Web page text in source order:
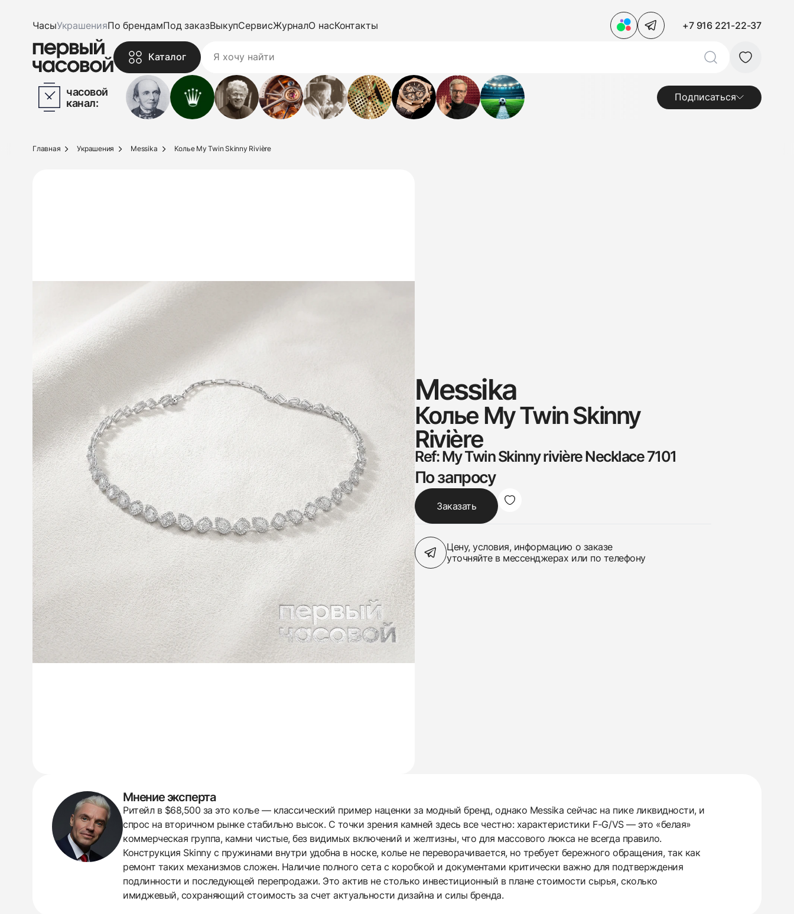
ЧасыУкрашенияПо брендамПод заказВыкупСервисЖурналО насКонтакты +7 916 221-22-37
Каталог
часовой
канал:
Подписаться
Главная Украшения Messika Колье My Twin Skinny Rivière
Messika
Колье My Twin Skinny
Rivière
Ref: My Twin Skinny rivière Necklace 7101
По запросу
Заказать
Цену, условия, информацию о заказе
уточняйте в мессенджерах или по телефону
Мнение эксперта
Ритейл в $68,500 за это колье — классический пример наценки за модный бренд, однако Messika сейчас на пике ликвидности, и
спрос на вторичном рынке стабильно высок. С точки зрения камней здесь все честно: характеристики F-G/VS — это «белая»
коммерческая группа, камни чистые, без видимых включений и желтизны, что для массового люкса не всегда правило.
Конструкция Skinny с пружинами внутри удобна в носке, колье не переворачивается, но требует бережного обращения, так как
ремонт таких механизмов сложен. Наличие полного сета с коробкой и документами критически важно для подтверждения
подлинности и последующей перепродажи. Это актив не столько инвестиционный в плане стоимости сырья, сколько
имиджевый, сохраняющий стоимость за счет актуальности дизайна и силы бренда.